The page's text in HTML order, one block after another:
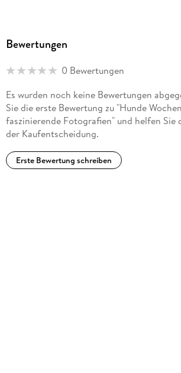
Bewertungen
0 Bewertungen
Es wurden noch keine Bewertungen
Sie die erste Bewertung zu "Hunde
faszinierende Fotografien" und helfen Sie
der Kaufentscheidung.
Erste Bewertung schreiben